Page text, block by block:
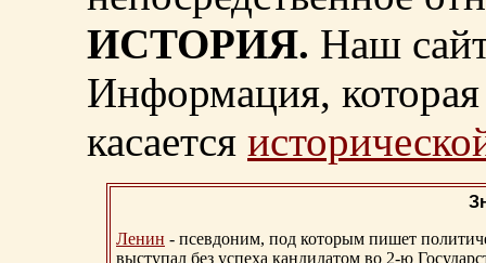
ИСТОРИЯ. Наш
Информация, которая
касается
Ленин - псевдоним, под которым пишет
выступал без успеха кандидатом во 2-ю